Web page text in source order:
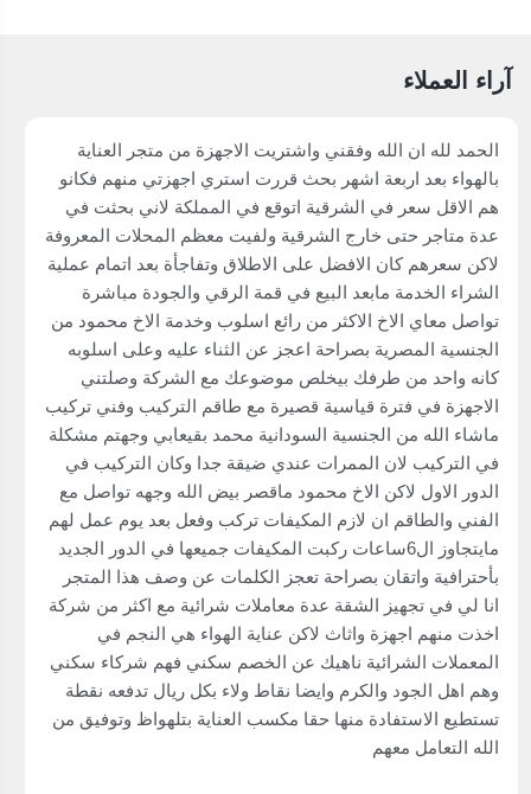
آراء العملاء
الحمد لله ان الله وفقني واشتريت الاجهزة من متجر العناية
بالهواء بعد اربعة اشهر بحث قررت استري اجهزتي منهم فكانو
هم الاقل سعر في الشرقية اتوقع في المملكة لاني بحثت في
عدة متاجر حتى خارج الشرقية ولفيت معظم المحلات المعروفة
لاكن سعرهم كان الافضل على الاطلاق وتفاجأة بعد اتمام عملية
الشراء الخدمة مابعد البيع في قمة الرقي والجودة مباشرة
تواصل معاي الاخ الاكثر من رائع اسلوب وخدمة الاخ محمود من
الجنسية المصرية بصراحة اعجز عن الثناء عليه وعلى اسلوبه
كانه واحد من طرفك بيخلص موضوعك مع الشركة وصلتني
الاجهزة في فترة قياسية قصيرة مع طاقم التركيب وفني تركيب
ماشاء الله من الجنسية السودانية محمد بقيعابي وجهتم مشكلة
في التركيب لان الممرات عندي ضيقة جدا وكان التركيب في
الدور الاول لاكن الاخ محمود ماقصر بيض الله وجهه تواصل مع
الفني والطاقم ان لازم المكيفات تركب وفعل بعد يوم عمل لهم
مايتجاوز ال6ساعات ركبت المكيفات جميعها في الدور الجديد
بأحترافية واتقان بصراحة تعجز الكلمات عن وصف هذا المتجر
انا لي في تجهيز الشقة عدة معاملات شرائية مع اكثر من شركة
اخذت منهم اجهزة واثاث لاكن عناية الهواء هي النجم في
المعملات الشرائية ناهيك عن الخصم سكني فهم شركاء سكني
وهم اهل الجود والكرم وايضا نقاط ولاء بكل ريال تدفعه نقطة
تستطيع الاستفادة منها حقا مكسب العناية بتلهواظ وتوفيق من
الله التعامل معهم